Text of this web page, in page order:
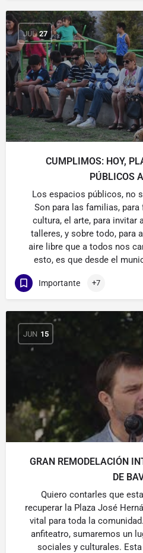
JUL 27
CUMPLIMOS: HOY,
PÚBLICOS
Los espacios públicos, no
Son para las familias,
cultura, el arte, para invitar
talleres, y sobre todo, para
aire libre que a todos nos
esto, es que desde el
Importante +7
JUN 15
GRAN REMODELACIÓN
DE
Quiero contarles que
recuperar la Plaza José
vital para toda la
anfiteatro, sumaremos un
sociales y culturales.